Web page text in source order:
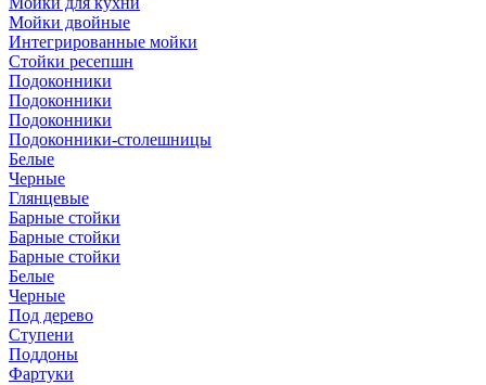
Мойки двойные
Интегрированные мойки
Стойки ресепшн
Подоконники
Подоконники
Подоконники
Подоконники-столешницы
Белые
Черные
Глянцевые
Барные стойки
Барные стойки
Барные стойки
Белые
Черные
Под дерево
Ступени
Поддоны
Фартуки